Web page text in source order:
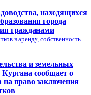
находящихся
города
гражданами
в аренду, собственность
и земельных
сообщает о
на право заключения